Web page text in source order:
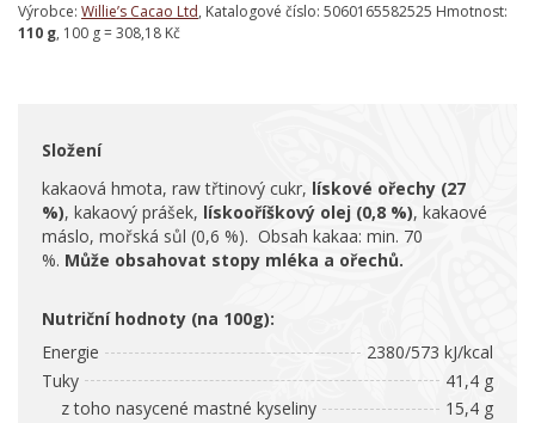
Výrobce: Willie’s Cacao Ltd, Katalogové číslo: 5060165582525 Hmotnost:
110 g, 100 g = 308,18 Kč
Složení
kakaová hmota, raw třtinový cukr, lískové ořechy (27
%), kakaový prášek, lískooříškový olej (0,8 %), kakaové
máslo, mořská sůl (0,6 %). Obsah kakaa: min. 70
%. Může obsahovat stopy mléka a ořechů.
Nutriční hodnoty (na 100g):
Energie
2380/573 kJ/kcal
Tuky
41,4 g
z toho nasycené mastné kyseliny
15,4 g